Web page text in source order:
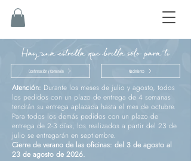
Hay una estrella que brilla sólo para ti
Confirmación y Comunión Nacimiento
Atención: Durante los meses de julio y agosto, todos
los pedidos con un plazo de entrega de 4 semanas
tendrán su entrega aplazada hasta el mes de octubre.
Para todos los demás pedidos con un plazo de
entrega de 2-3 días, los realizados a partir del 23 de
julio se entregarán en septiembre.
Cierre de verano de las oficinas: del 3 de agosto al
23 de agosto de 2026.